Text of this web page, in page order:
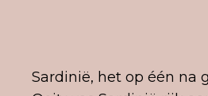
Sardinië, het op één na